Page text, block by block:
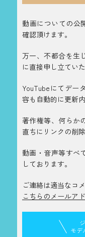
動画についての公
確認頂けます。
万一、不都合を生
に直接申し立てい
YouTubeにてデー
容も自動的に更新
著作権等、何らか
直ちにリンクの削
動画・音声等すべ
しております。
ご連絡は適当なコ
こちらのメールア
モデ